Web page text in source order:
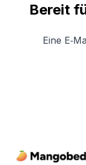
Bereit
Eine